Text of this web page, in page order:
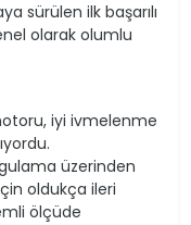
sürülen ilk başarılı
olarak olumlu
iyi ivmelenme
üzerinden
oldukça ileri
ölçüde